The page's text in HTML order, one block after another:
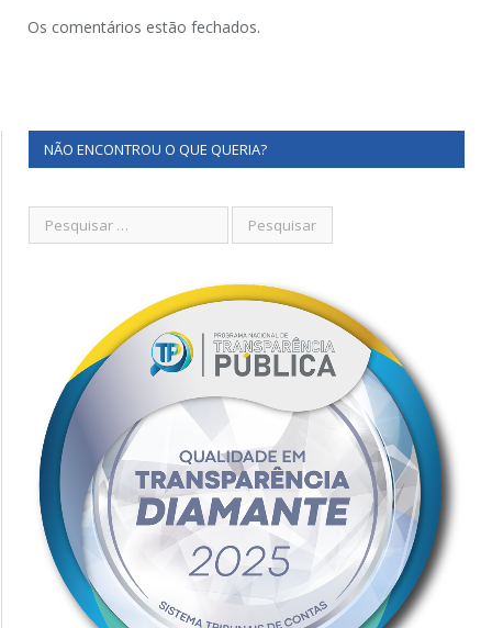
Os comentários estão fechados.
NÃO ENCONTROU O QUE QUERIA?